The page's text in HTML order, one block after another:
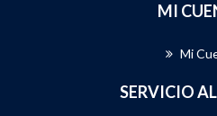
MI
Mi
SERVICIO